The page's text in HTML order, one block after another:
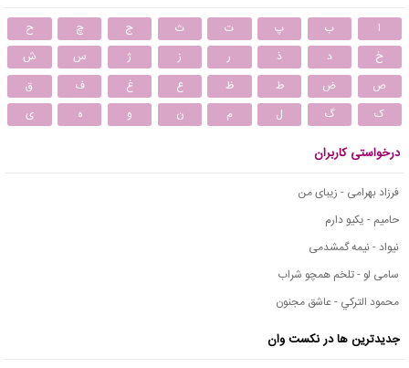
ا ب پ ت ث ج چ
ح
خ
د ذ ر ز ژ س
ش
ص
ض ط ظ ع غ ف
ق
ک
گ ل م ن و ه ی
درخواستی کاربران
فرزاد بهرامی - زیبای من
حامیم - یکیو دارم
نیواد - نیمه گمشدمی
سامی لو - تلخم همچو شراب
محمود التركي - عاشق مجنون
جدیدترین ها در نکست وان